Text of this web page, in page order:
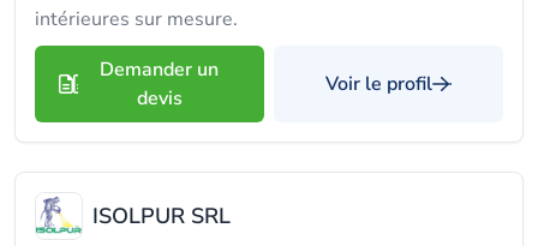
intérieures sur mesure.
Demander un
devis
Voir le profil
ISOLPUR SRL